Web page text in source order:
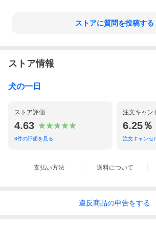
※天然素材を用いた完全無添加商品ですので
ざいます。必ず飼い主さまの目の届く場所で
※主食ではございません。与え過ぎない様ご
ストアに質問を投稿する
ストア情報
犬の一日
ストア評価
4.63
8件の評価を見る
注文キャン
6.25％
注文キャンセ
支払い方法 送料について
違反商品の申告をする